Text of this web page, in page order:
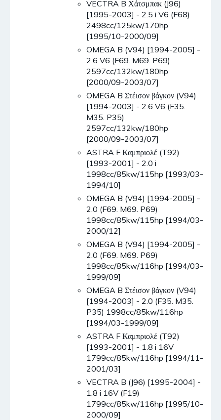
VECTRA B Χάτσμπακ (J96)
[1995-2003] - 2.5 i V6 (F68)
2498cc/125kw/170hp
[1995/10-2000/09]
OMEGA B (V94) [1994-2005] -
2.6 V6 (F69. M69. P69)
2597cc/132kw/180hp
[2000/09-2003/07]
OMEGA B Στέισον βάγκον (V94)
[1994-2003] - 2.6 V6 (F35.
M35. P35)
2597cc/132kw/180hp
[2000/09-2003/07]
ASTRA F Καμπριολέ (T92)
[1993-2001] - 2.0 i
1998cc/85kw/115hp [1993/03-
1994/10]
OMEGA B (V94) [1994-2005] -
2.0 (F69. M69. P69)
1998cc/85kw/115hp [1994/03-
2000/12]
OMEGA B (V94) [1994-2005] -
2.0 (F69. M69. P69)
1998cc/85kw/116hp [1994/03-
1999/09]
OMEGA B Στέισον βάγκον (V94)
[1994-2003] - 2.0 (F35. M35.
P35) 1998cc/85kw/116hp
[1994/03-1999/09]
ASTRA F Καμπριολέ (T92)
[1993-2001] - 1.8 i 16V
1799cc/85kw/116hp [1994/11-
2001/03]
VECTRA B (J96) [1995-2004] -
1.8 i 16V (F19)
1799cc/85kw/116hp [1995/10-
2000/09]